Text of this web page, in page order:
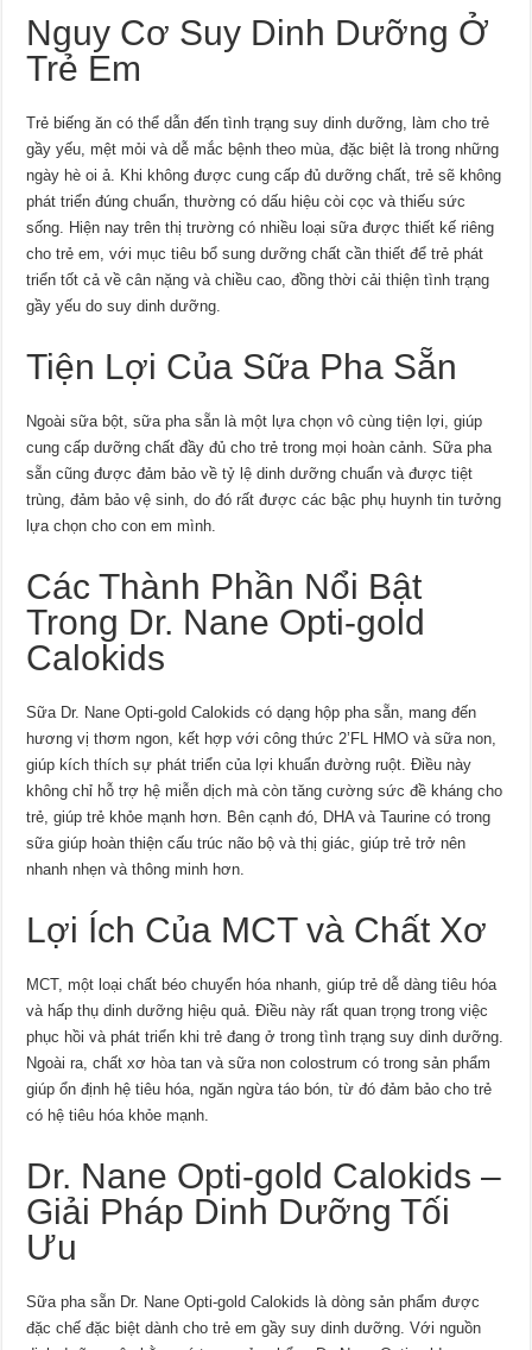
Nguy Cơ Suy Dinh Dưỡng Ở
Trẻ Em
Trẻ biếng ăn có thể dẫn đến tình trạng suy dinh dưỡng, làm cho trẻ
gầy yếu, mệt mỏi và dễ mắc bệnh theo mùa, đặc biệt là trong những
ngày hè oi ả. Khi không được cung cấp đủ dưỡng chất, trẻ sẽ không
phát triển đúng chuẩn, thường có dấu hiệu còi cọc và thiếu sức
sống. Hiện nay trên thị trường có nhiều loại sữa được thiết kế riêng
cho trẻ em, với mục tiêu bổ sung dưỡng chất cần thiết để trẻ phát
triển tốt cả về cân nặng và chiều cao, đồng thời cải thiện tình trạng
gầy yếu do suy dinh dưỡng.
Tiện Lợi Của Sữa Pha Sẵn
Ngoài sữa bột, sữa pha sẵn là một lựa chọn vô cùng tiện lợi, giúp
cung cấp dưỡng chất đầy đủ cho trẻ trong mọi hoàn cảnh. Sữa pha
sẵn cũng được đảm bảo về tỷ lệ dinh dưỡng chuẩn và được tiệt
trùng, đảm bảo vệ sinh, do đó rất được các bậc phụ huynh tin tưởng
lựa chọn cho con em mình.
Các Thành Phần Nổi Bật
Trong Dr. Nane Opti-gold
Calokids
Sữa Dr. Nane Opti-gold Calokids có dạng hộp pha sẵn, mang đến
hương vị thơm ngon, kết hợp với công thức 2’FL HMO và sữa non,
giúp kích thích sự phát triển của lợi khuẩn đường ruột. Điều này
không chỉ hỗ trợ hệ miễn dịch mà còn tăng cường sức đề kháng cho
trẻ, giúp trẻ khỏe mạnh hơn. Bên cạnh đó, DHA và Taurine có trong
sữa giúp hoàn thiện cấu trúc não bộ và thị giác, giúp trẻ trở nên
nhanh nhẹn và thông minh hơn.
Lợi Ích Của MCT và Chất Xơ
MCT, một loại chất béo chuyển hóa nhanh, giúp trẻ dễ dàng tiêu hóa
và hấp thụ dinh dưỡng hiệu quả. Điều này rất quan trọng trong việc
phục hồi và phát triển khi trẻ đang ở trong tình trạng suy dinh dưỡng.
Ngoài ra, chất xơ hòa tan và sữa non colostrum có trong sản phẩm
giúp ổn định hệ tiêu hóa, ngăn ngừa táo bón, từ đó đảm bảo cho trẻ
có hệ tiêu hóa khỏe mạnh.
Dr. Nane Opti-gold Calokids –
Giải Pháp Dinh Dưỡng Tối
Ưu
Sữa pha sẵn Dr. Nane Opti-gold Calokids là dòng sản phẩm được
đặc chế đặc biệt dành cho trẻ em gầy suy dinh dưỡng. Với nguồn